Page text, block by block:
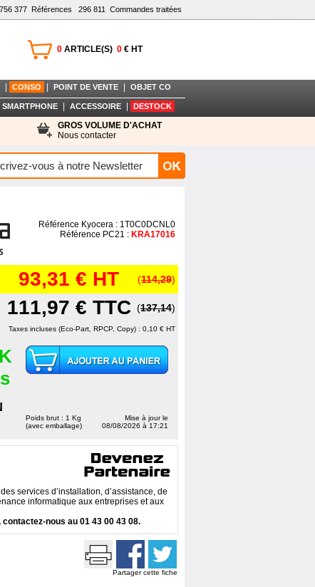
377 Références 296 811 Commandes traitées
0 ARTICLE(S) 0 € HT
CONSO POINT DE VENTE OBJET CO
SMARTPHONE ACCESSOIRE DESTOCK
GROS VOLUME D'ACHAT
Nous contacter
Référence Kyocera : 1T0C0DCNL0
Référence PC21 : KRA17016
93,31 € HT (114,29)
111,97 € TTC (137,14)
Taxes incluses (Eco-Part, RPCP, Copy) : 0,10 € HT
Poids brut : 1 Kg
(avec emballage)
Mise à jour le
08/08/2026 à 17:21
services d’installation, d’assistance, de
informatique aux entreprises et aux
nous au 01 43 00 43 08.
Partager cette fiche